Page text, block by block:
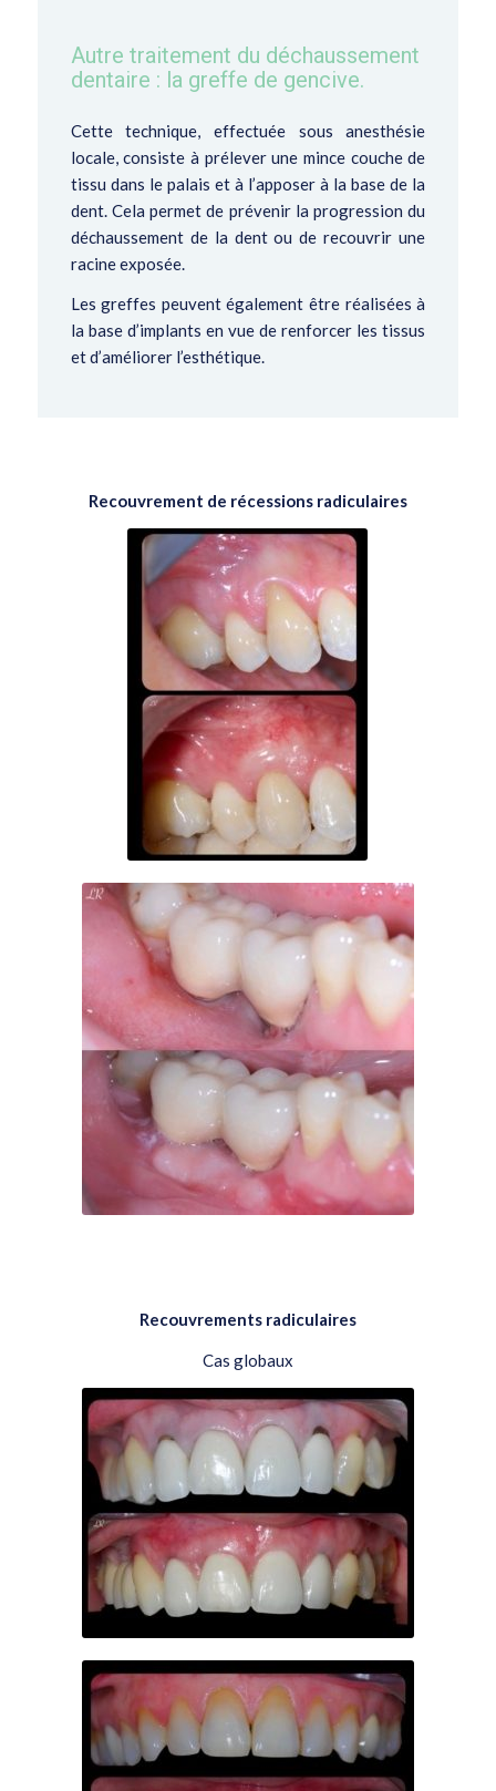
Autre traitement du déchaussement
dentaire : la greffe de gencive.
Cette technique, effectuée sous anesthésie
locale, consiste à prélever une mince couche de
tissu dans le palais et à l’apposer à la base de la
dent. Cela permet de prévenir la progression du
déchaussement de la dent ou de recouvrir une
racine exposée.
Les greffes peuvent également être réalisées à
la base d’implants en vue de renforcer les tissus
et d’améliorer l’esthétique.
Recouvrement de récessions radiculaires
Recouvrements radiculaires
Cas globaux